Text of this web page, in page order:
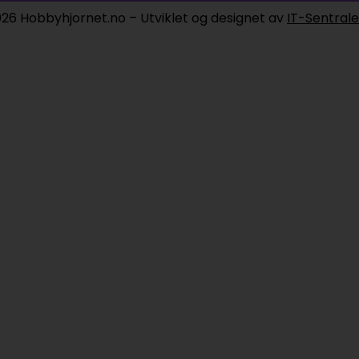
Hobbyhjornet.no – Utviklet og designet av IT-